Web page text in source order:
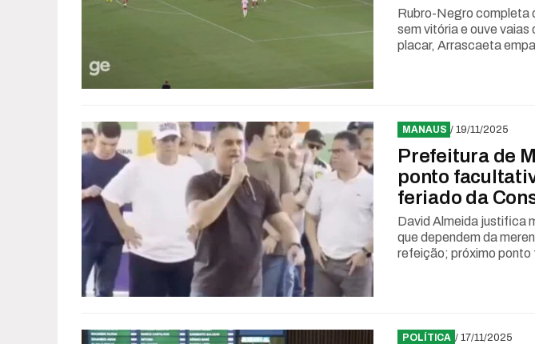
Rubro-Negro completa
sem vitória e ouve
placar, Arrascaeta
MANAUS / 19/11/2025
Prefeitura de
ponto
feriado da
David Almeida justifica
que dependem da
refeição; próximo
POLÍTICA / 17/11/2025